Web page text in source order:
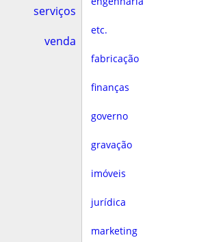
serviços
venda
etc.
fabricação
finanças
governo
gravação
imóveis
jurídica
marketing